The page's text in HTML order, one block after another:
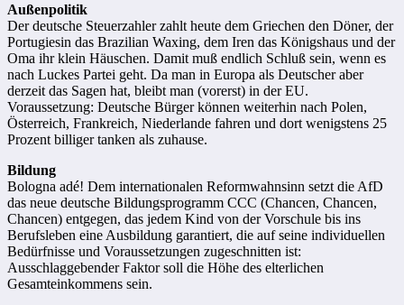
Außenpolitik
Der deutsche Steuerzahler zahlt heute dem Griechen den Döner, der
Portugiesin das Brazilian Waxing, dem Iren das Königshaus und der
Oma ihr klein Häuschen. Damit muß endlich Schluß sein, wenn es
nach Luckes Partei geht. Da man in Europa als Deutscher aber
derzeit das Sagen hat, bleibt man (vorerst) in der EU.
Voraussetzung: Deutsche Bürger können weiterhin nach Polen,
Österreich, Frankreich, Niederlande fahren und dort wenigstens 25
Prozent billiger tanken als zuhause.
Bildung
Bologna adé! Dem internationalen Reformwahnsinn setzt die AfD
das neue deutsche Bildungsprogramm CCC (Chancen, Chancen,
Chancen) entgegen, das jedem Kind von der Vorschule bis ins
Berufsleben eine Ausbildung garantiert, die auf seine individuellen
Bedürfnisse und Voraussetzungen zugeschnitten ist:
Ausschlaggebender Faktor soll die Höhe des elterlichen
Gesamteinkommens sein.